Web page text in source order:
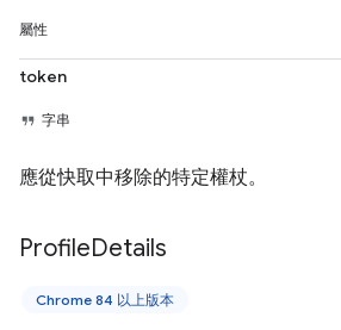
屬性
token
字串
應從快取中移除的特定權杖。
ProfileDetails
Chrome 84 以上版本